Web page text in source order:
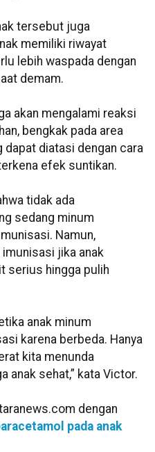
tersebut juga
memiliki riwayat
lebih waspada dengan
demam.
akan mengalami reaksi
bengkak pada area
dapat diatasi dengan cara
efek suntikan.
tidak ada
sedang minum
Namun,
jika anak
serius hingga pulih
anak minum
karena berbeda. Hanya
kita menunda
anak sehat,” kata Victor.
dengan
pada anak